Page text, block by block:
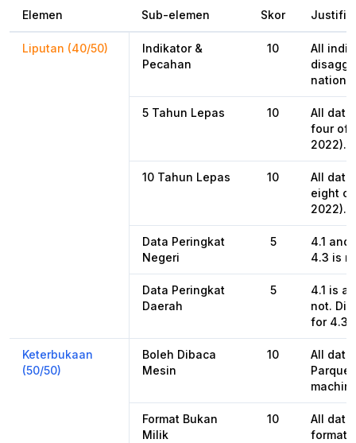
Elemen Sub-elemen Skor
Liputan (40/50)
Indikator &
Pecahan
10
All
5 Tahun Lepas 10
All
four of
2022).
10 Tahun Lepas 10
All
eight
2022).
Data Peringkat
Negeri
5
4.1
4.3 is
Data Peringkat
Daerah
5
4.1 is
not.
for 4.3
Keterbukaan
(50/50)
Boleh Dibaca
Mesin
10
All data
Format Bukan
Milik
10
All data
format,